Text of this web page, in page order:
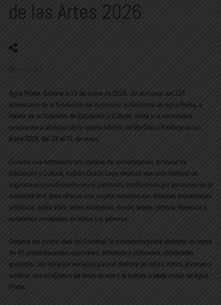
de las Artes 2026
mayo 22, 2026
Agua Prieta, Sonora; a 21 de mayo de 2026.- En el marco del 127
aniversario de la fundación del municipio, el Gobierno de Agua Prieta, a
través de la Dirección de Educación y Cultura, invita a la comunidad
sonorense a disfrutar de la quinta edición del Ba-Chicui Festival de las
Artes 2026, del 28 al 31 de mayo.
Durante una entrevista con medios de comunicación, el titular de
Educación y Cultura, Andrés Ocaño Loya destacó que este festival se
organiza en coordinación con el patronato, conformado por personas de la
sociedad civil, para ofrecer una amplia cartelera con diversas expresiones
artísticas, entre ellas: artes escénicas, danza, teatro, pintura, literatura y
conciertos musicales de todos los géneros.
Durante los cuatro días del Festival, la ciudadanía podrá disfrutar de cerca
de 40 presentaciones musicales, artísticas y culturales, totalmente
gratuitas, con horarios variados para el disfrute de niñas, niños, jóvenes y
adultos, con el objetivo de llevar el arte y la cultura a cada rincón de Agua
Prieta.